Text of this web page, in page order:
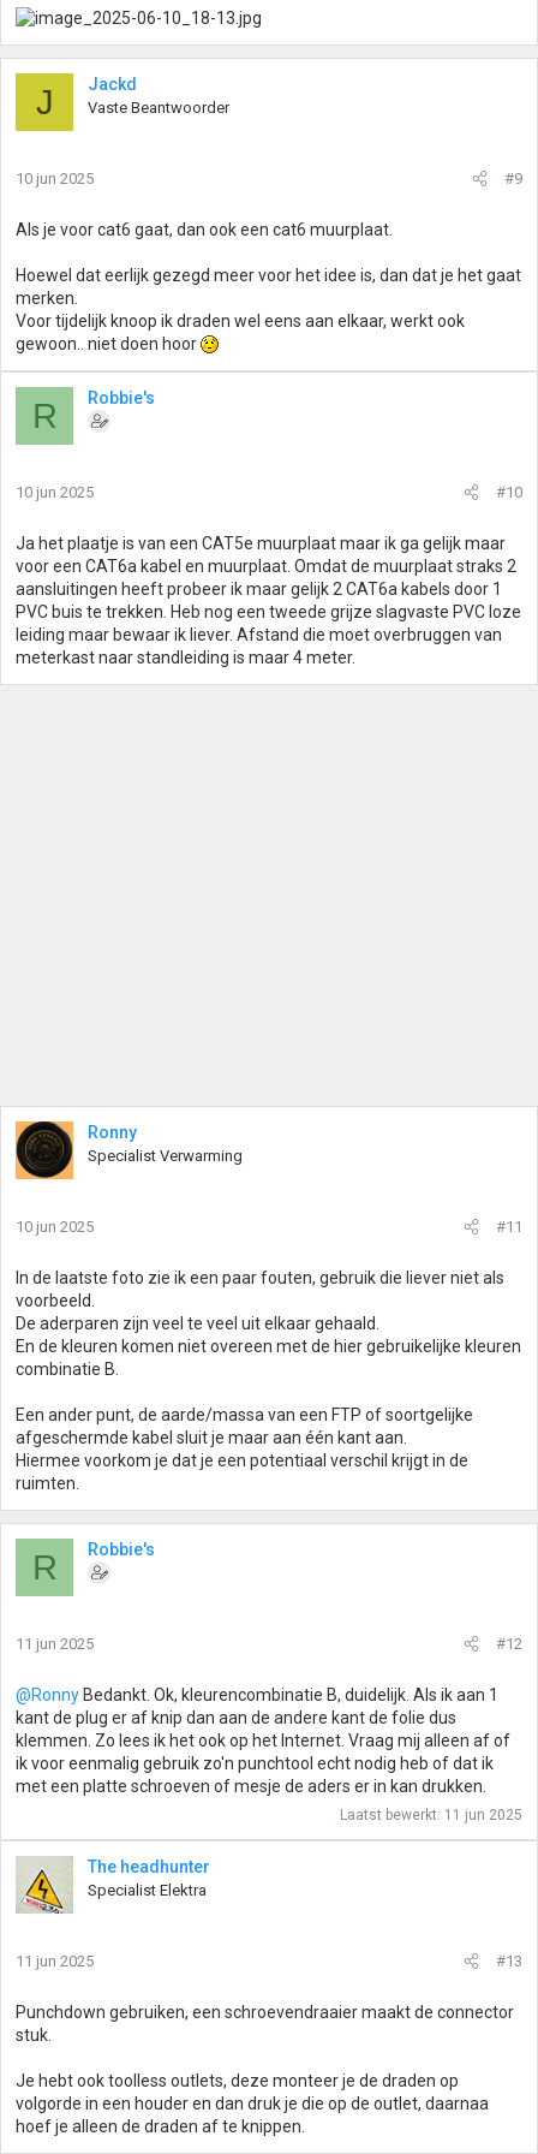
J Jackd
Vaste Beantwoorder
10 jun 2025 #9
Als je voor cat6 gaat, dan ook een cat6 muurplaat.
Hoewel dat eerlijk gezegd meer voor het idee is, dan dat je het gaat
merken.
Voor tijdelijk knoop ik draden wel eens aan elkaar, werkt ook
gewoon.. niet doen hoor
R Robbie's
10 jun 2025 #10
Ja het plaatje is van een CAT5e muurplaat maar ik ga gelijk maar
voor een CAT6a kabel en muurplaat. Omdat de muurplaat straks 2
aansluitingen heeft probeer ik maar gelijk 2 CAT6a kabels door 1
PVC buis te trekken. Heb nog een tweede grijze slagvaste PVC loze
leiding maar bewaar ik liever. Afstand die moet overbruggen van
meterkast naar standleiding is maar 4 meter.
Ronny
Specialist Verwarming
10 jun 2025 #11
In de laatste foto zie ik een paar fouten, gebruik die liever niet als
voorbeeld.
De aderparen zijn veel te veel uit elkaar gehaald.
En de kleuren komen niet overeen met de hier gebruikelijke kleuren
combinatie B.
Een ander punt, de aarde/massa van een FTP of soortgelijke
afgeschermde kabel sluit je maar aan één kant aan.
Hiermee voorkom je dat je een potentiaal verschil krijgt in de
ruimten.
R Robbie's
11 jun 2025 #12
@Ronny Bedankt. Ok, kleurencombinatie B, duidelijk. Als ik aan 1
kant de plug er af knip dan aan de andere kant de folie dus
klemmen. Zo lees ik het ook op het Internet. Vraag mij alleen af of
ik voor eenmalig gebruik zo'n punchtool echt nodig heb of dat ik
met een platte schroeven of mesje de aders er in kan drukken.
Laatst bewerkt: 11 jun 2025
The headhunter
Specialist Elektra
11 jun 2025 #13
Punchdown gebruiken, een schroevendraaier maakt de connector
stuk.
Je hebt ook toolless outlets, deze monteer je de draden op
volgorde in een houder en dan druk je die op de outlet, daarnaa
hoef je alleen de draden af te knippen.